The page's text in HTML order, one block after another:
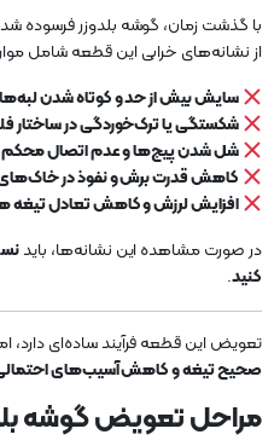
با گذشت زمان، گوشه بلدوزر فرسوده
از نشانه‌های خرابی این قطعه شامل
سایش بیش از حد و کوتاه شدن
شکستگی یا ترک‌خوردگی در ساختار
شل شدن پیچ‌ها و عدم اتصال محکم
کاهش قدرت برش و نفوذ در
افزایش لرزش و کاهش تعادل تیغه
در صورت مشاهده این نشانه‌ها، باید
کنید.
تعویض این قطعه فرآیند ساده‌ای دارد،
صحیح تیغه و کاهش آسیب‌های
مراحل تعویض گوشه